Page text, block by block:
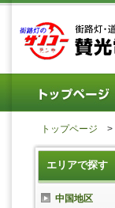
トップページ >
エリアで探す
中国地区